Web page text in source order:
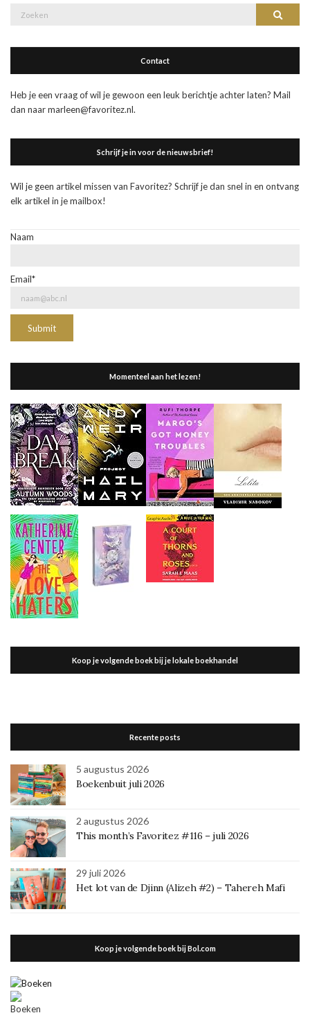
Zoek
Contact
Heb je een vraag of wil je gewoon een leuk berichtje achter laten? Mail
dan naar marleen@favoritez.nl.
Schrijf je in voor de nieuwsbrief!
Wil je geen artikel missen van Favoritez? Schrijf je dan snel in en ontvang
elk artikel in je mailbox!
Naam
Email*
Momenteel aan het lezen!
Koop je volgende boek bij je lokale boekhandel
Recente posts
5 augustus 2026
Boekenbuit juli 2026
2 augustus 2026
This month’s Favoritez #116 – juli 2026
29 juli 2026
Het lot van de Djinn (Alizeh #2) – Tahereh Mafi
Koop je volgende boek bij Bol.com